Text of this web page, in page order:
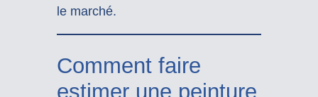
le marché.
Comment faire
estimer une peinture